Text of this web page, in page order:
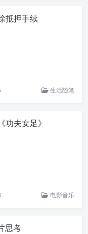
抵押手续
生活随笔
功夫女足》
电影音乐
思考